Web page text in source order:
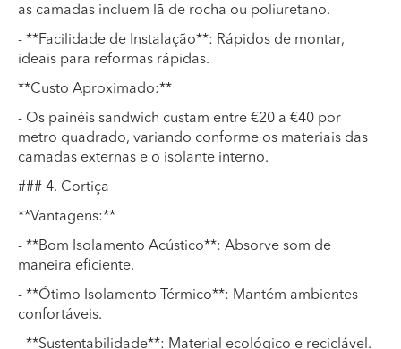
as camadas incluem lã de rocha ou poliuretano.
- **Facilidade de Instalação**: Rápidos de montar,
ideais para reformas rápidas.
**Custo Aproximado:**
- Os painéis sandwich custam entre €20 a €40 por
metro quadrado, variando conforme os materiais das
camadas externas e o isolante interno.
### 4. Cortiça
**Vantagens:**
- **Bom Isolamento Acústico**: Absorve som de
maneira eficiente.
- **Ótimo Isolamento Térmico**: Mantém ambientes
confortáveis.
- **Sustentabilidade**: Material ecológico e reciclável.